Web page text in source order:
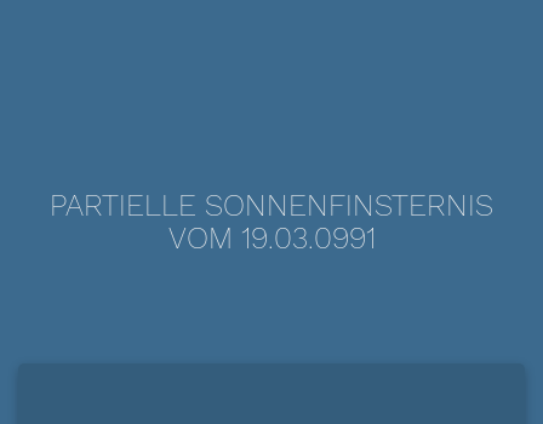
PARTIELLE SONNENFINSTERNIS
VOM 19.03.0991